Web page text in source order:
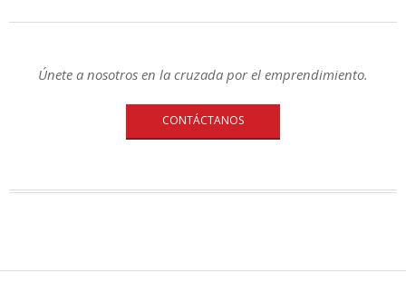
Únete a nosotros en la cruzada por el emprendimiento.
CONTÁCTANOS